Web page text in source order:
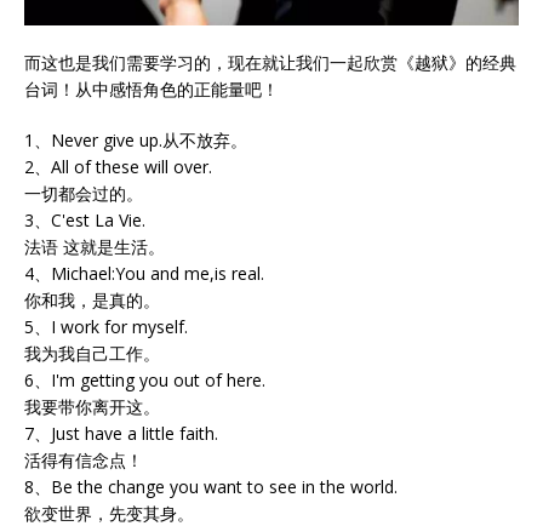
而这也是我们需要学习的，现在就让我们一起欣赏《越狱》的经典
台词！从中感悟角色的正能量吧！
1、Never give up.从不放弃。
2、All of these will over.
一切都会过的。
3、C'est La Vie.
法语 这就是生活。
4、Michael:You and me,is real.
你和我，是真的。
5、I work for myself.
我为我自己工作。
6、I'm getting you out of here.
我要带你离开这。
7、Just have a little faith.
活得有信念点！
8、Be the change you want to see in the world.
欲变世界，先变其身。